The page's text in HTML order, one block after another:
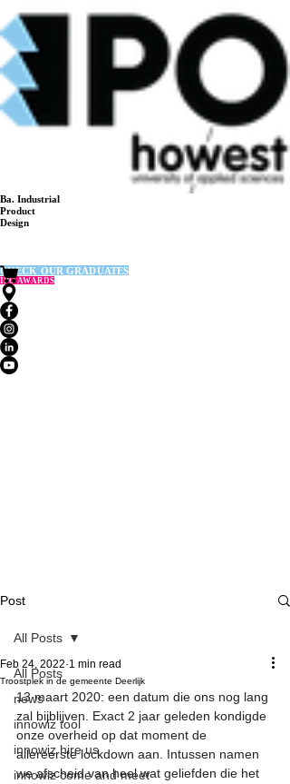
Ba. Industrial
Product
Design
CHECK OUR GRADUATES
IPO AWARDS
Post
All Posts
news
innowiz tool
innowiz hire us
innowiz come and meet
All Posts
Troostplek in de gemeente Deerlijk
Feb 24, 2022 1 min read
13 maart 2020: een datum die ons nog lang
zal bijblijven. Exact 2 jaar geleden kondigde
onze overheid op dat moment de
allereerste lockdown aan. Intussen namen
we afscheid van heel wat geliefden die het